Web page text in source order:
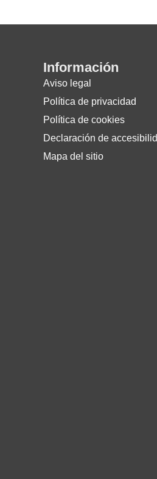
Información
Aviso legal
Política de privacidad
Política de cookies
Declaración de
Mapa del sitio